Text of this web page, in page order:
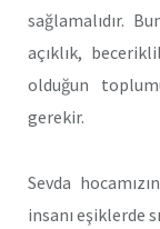
sağlamalıdır.
açıklık,
olduğun
gerekir.
Sevda
insanı eşiklerde